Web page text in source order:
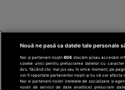
Nouă ne pasă ca datele tale personale
Noi și partenerii noștri606 stocăm și/sau accesăm
cookie unici pentru prelucrarea datelor cu
dvs. făcând clic mai jos sau în orice moment, pe
vor fi raportate partenerilor noștri și nu vă vor afecta
Noi si partenerii nostri (retelele de socializare si
nostri de servicii de date analitice) prelucram